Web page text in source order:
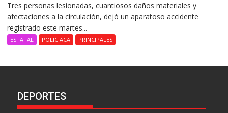
Tres personas lesionadas, cuantiosos daños materiales y
afectaciones a la circulación, dejó un aparatoso accidente
registrado este martes...
ESTATAL POLICIACA PRINCIPALES
DEPORTES